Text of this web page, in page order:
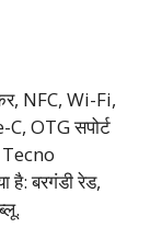
NFC, Wi-Fi,
OTG सपोर्ट
है: बरगंडी रेड,